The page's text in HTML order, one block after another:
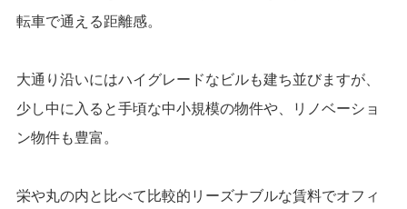
転車で通える距離感。
大通り沿いにはハイグレードなビルも建ち並びますが、
少し中に入ると手頃な中小規模の物件や、リノベーショ
ン物件も豊富。
栄や丸の内と比べて比較的リーズナブルな賃料でオフィ